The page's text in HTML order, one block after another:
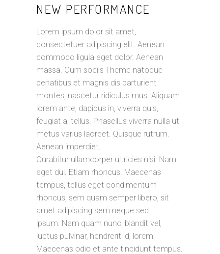
NEW PERFORMANCE
Lorem ipsum dolor sit amet,
consectetuer adipiscing elit. Aenean
commodo ligula eget dolor. Aenean
massa. Cum sociis Theme natoque
penatibus et magnis dis parturient
montes, nascetur ridiculus mus. Aliquam
lorem ante, dapibus in, viverra quis,
feugiat a, tellus. Phasellus viverra nulla ut
metus varius laoreet. Quisque rutrum.
Aenean imperdiet.
Curabitur ullamcorper ultricies nisi. Nam
eget dui. Etiam rhoncus. Maecenas
tempus, tellus eget condimentum
rhoncus, sem quam semper libero, sit
amet adipiscing sem neque sed
ipsum. Nam quam nunc, blandit vel,
luctus pulvinar, hendrerit id, lorem.
Maecenas odio et ante tincidunt tempus.